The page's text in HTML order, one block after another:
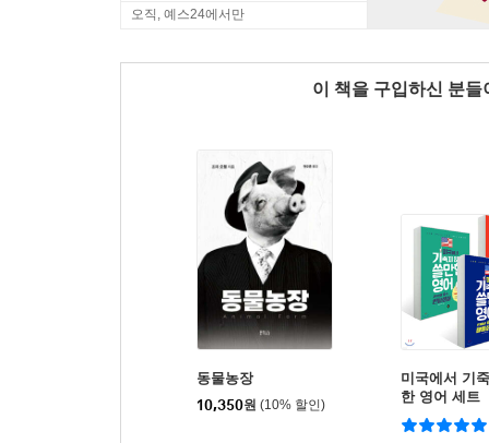
오직, 예스24에서만
이 책을 구입하신 분
동물농장
10,350원 (10% 할인)
미국에서 기
한 영어 세트